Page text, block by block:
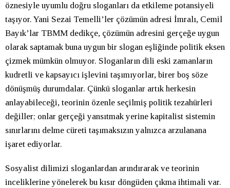
öznesiyle uyumlu doğru sloganları da etkileme potansiyeli
taşıyor. Yani Sezai Temelli’ler çözümün adresi İmralı, Cemil
Bayık’lar TBMM dedikçe, çözümün adresini gerçeğe uygun
olarak saptamak buna uygun bir slogan eşliğinde politik eksen
çizmek mümkün olmuyor. Sloganların dili eski zamanların
kudretli ve kapsayıcı işlevini taşımıyorlar, birer boş söze
dönüşmüş durumdalar. Çünkü sloganlar artık herkesin
anlayabileceği, teorinin özenle seçilmiş politik tezahürleri
değiller; onlar gerçeği yansıtmak yerine kapitalist sistemin
sınırlarını delme cüreti taşımaksızın yalnızca arzulanana
işaret ediyorlar.
Sosyalist dilimizi sloganlardan arındırarak ve teorinin
inceliklerine yönelerek bu kısır döngüden çıkma ihtimali var.